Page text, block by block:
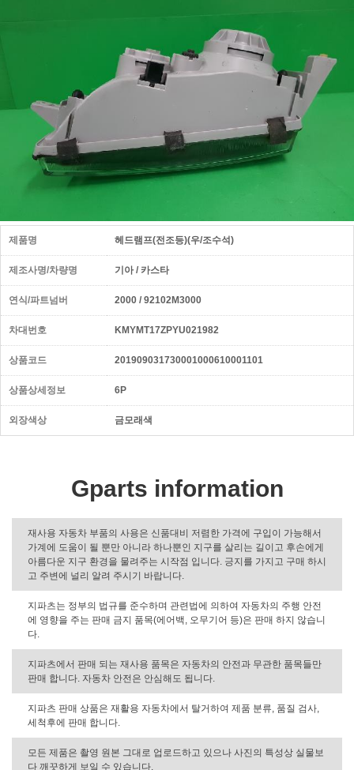
제품명 헤드램프(전조등)(우/조수석)
제조사명/차량명 기아 / 카스타
연식/파트넘버 2000 / 92102M3000
차대번호 KMYMT17ZPYU021982
상품코드 201909031730001000610001101
상품상세정보 6P
외장색상 금모래색
Gparts information
재사용 자동차 부품의 사용은 신품대비 저렴한 가격에 구입이 가능해서
가계에 도움이 될 뿐만 아니라 하나뿐인 지구를 살리는 길이고 후손에게
아름다운 지구 환경을 물려주는 시작점 입니다. 긍지를 가지고 구매 하시
고 주변에 널리 알려 주시기 바랍니다.
지파츠는 정부의 법규를 준수하며 관련법에 의하여 자동차의 주행 안전
에 영향을 주는 판매 금지 품목(에어백, 오무기어 등)은 판매 하지 않습니
다.
지파츠에서 판매 되는 재사용 품목은 자동차의 안전과 무관한 품목들만
판매 합니다. 자동차 안전은 안심해도 됩니다.
지파츠 판매 상품은 재활용 자동차에서 탈거하여 제품 분류, 품질 검사,
세척후에 판매 합니다.
모든 제품은 촬영 원본 그대로 업로드하고 있으나 사진의 특성상 실물보
다 깨끗하게 보일 수 있습니다.